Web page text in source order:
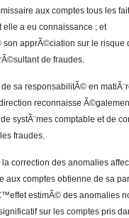
aux comptes tous les
a eu connaissance ; et
apprÃ©ciation sur le risque
de fraudes.
sa responsabilitÃ© en
reconnaisse
systÃ¨mes comptable et de
fraudes.
correction des anomalies
aux comptes obtienne de sa
estimÃ© des anomalies
sur les comptes pris